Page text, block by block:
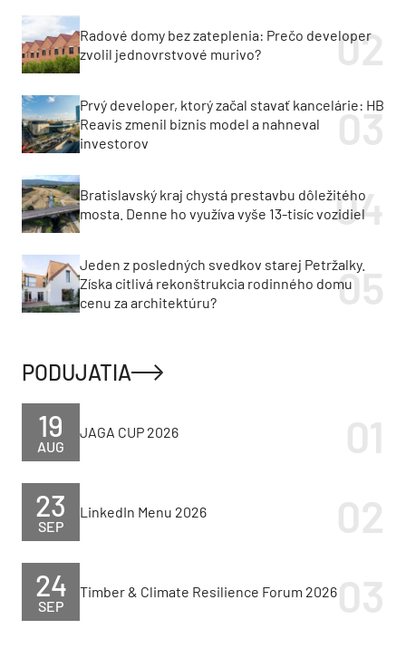
Radové domy bez zateplenia: Prečo developer
zvolil jednovrstvové murivo?
Prvý developer, ktorý začal stavať kancelárie: HB
Reavis zmenil biznis model a nahneval
investorov
Bratislavský kraj chystá prestavbu dôležitého
mosta. Denne ho využíva vyše 13-tisíc vozidiel
Jeden z posledných svedkov starej Petržalky.
Získa citlivá rekonštrukcia rodinného domu
cenu za architektúru?
PODUJATIA
AUG
19 JAGA CUP 2026
SEP
23 LinkedIn Menu 2026
SEP
24 Timber & Climate Resilience Forum 2026